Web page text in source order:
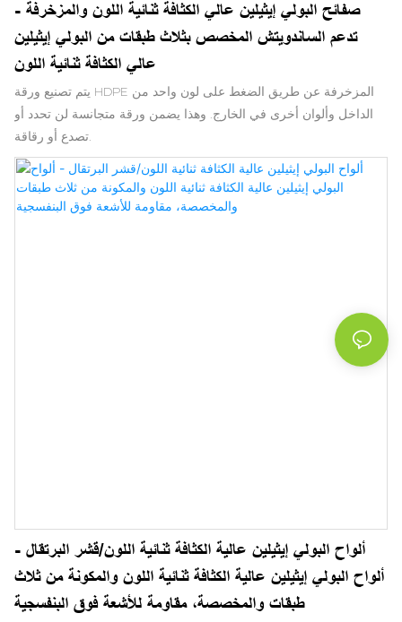
صفائح البولي إيثيلين عالي الكثافة ثنائية اللون والمزخرفة -
تدعم الساندويتش المخصص بثلاث طبقات من البولي إيثيلين
عالي الكثافة ثنائية اللون
يتم تصنيع ورقة HDPE المزخرفة عن طريق الضغط على لون واحد من
الداخل وألوان أخرى في الخارج. وهذا يضمن ورقة متجانسة لن تحدد أو
ألواح البولي إيثيلين عالية الكثافة ثنائية اللون/قشر البرتقال -
ألواح البولي إيثيلين عالية الكثافة ثنائية اللون والمكونة من ثلاث
طبقات والمخصصة، مقاومة للأشعة فوق البنفسجية